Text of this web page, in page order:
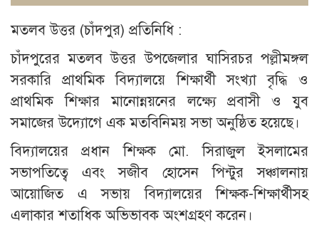
মতলব উত্তর (চাঁদপুর) প্রতিনিধি :
চাঁদপুরের মতলব উত্তর উপজেলার ঘাসিরচর পল্লীমঙ্গল
সরকারি প্রাথমিক বিদ্যালয়ে শিক্ষার্থী সংখ্যা বৃদ্ধি ও
প্রাথমিক শিক্ষার মানোন্নয়নের লক্ষ্যে প্রবাসী ও যুব
সমাজের উদ্যোগে এক মতবিনিময় সভা অনুষ্ঠিত হয়েছে।
বিদ্যালয়ের প্রধান শিক্ষক মো. সিরাজুল ইসলামের
সভাপতিত্বে এবং সজীব হোসেন পিন্টুর সঞ্চালনায়
আয়োজিত এ সভায় বিদ্যালয়ের শিক্ষক-শিক্ষার্থীসহ
এলাকার শতাধিক অভিভাবক অংশগ্রহণ করেন।